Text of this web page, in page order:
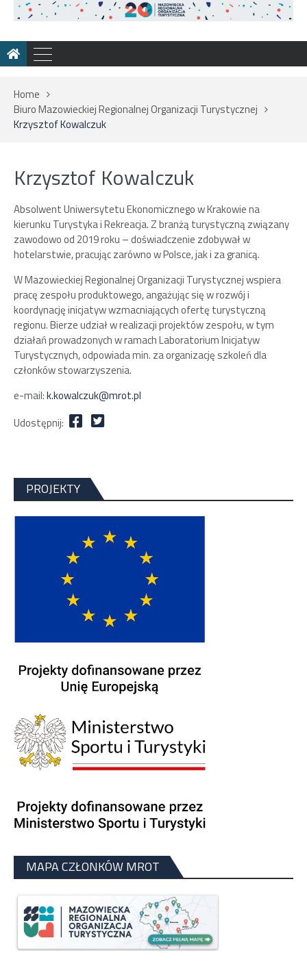
Home
Biuro Mazowieckiej Regionalnej Organizacji Turystycznej
Krzysztof Kowalczuk
Krzysztof Kowalczuk
Absolwent Uniwersytetu Ekonomicznego w Krakowie na
kierunku Turystyka i Rekreacja. Z branżą turystyczną związany
zawodowo od 2019 roku – doświadczenie zdobywał w
hotelarstwie, pracując zarówno w Polsce, jak i za granicą.
W Mazowieckiej Regionalnej Organizacji Turystycznej wspiera
pracę zespołu produktowego, angażując się w rozwój i
koordynację inicjatyw wzmacniających ofertę turystyczną
regionu. Bierze udział w realizacji projektów zespołu, w tym
działań prowadzonych w ramach Laboratorium Inicjatyw
Turystycznych, odpowiada min. za organizację szkoleń dla
członków stowarzyszenia.
e-mail:k.kowalczuk@mrot.pl
Udostępnij:
PROJEKTY
MAPA CZŁONKÓW MROT